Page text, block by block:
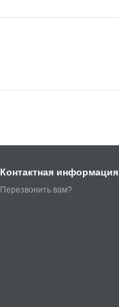
Контактная информация
Перезвонить вам?